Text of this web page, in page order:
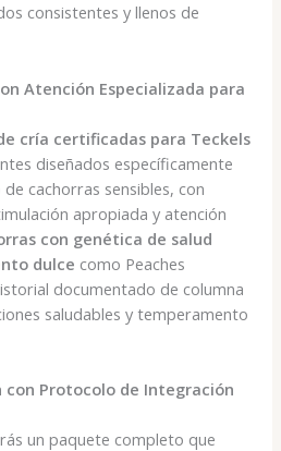
consistentes y llenos de
Atención Especializada para
cría certificadas para Teckels
diseñados específicamente
cachorras sensibles, con
apropiada y atención
con genética de salud
dulce como Peaches
documentado de columna
saludables y temperamento
con Protocolo de Integración
un paquete completo que